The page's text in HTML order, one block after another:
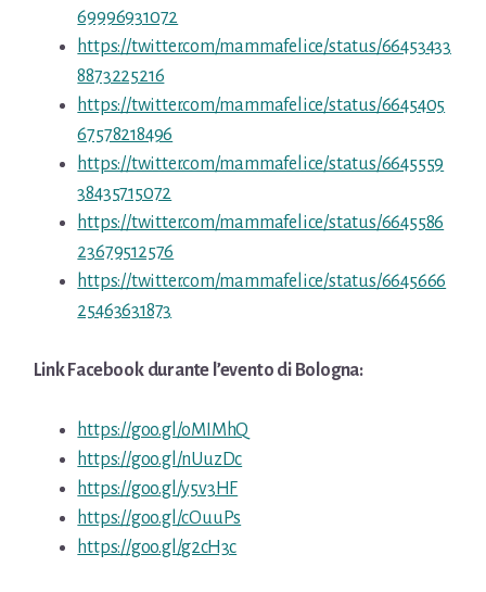
69996931072
https://twitter.com/mammafelice/status/66453433
8873225216
https://twitter.com/mammafelice/status/6645405
67578218496
https://twitter.com/mammafelice/status/6645559
38435715072
https://twitter.com/mammafelice/status/6645586
23679512576
https://twitter.com/mammafelice/status/6645666
25463631873
Link Facebook durante l’evento di Bologna:
https://goo.gl/oMIMhQ
https://goo.gl/nUuzDc
https://goo.gl/y5v3HF
https://goo.gl/cOuuPs
https://goo.gl/g2cH3c